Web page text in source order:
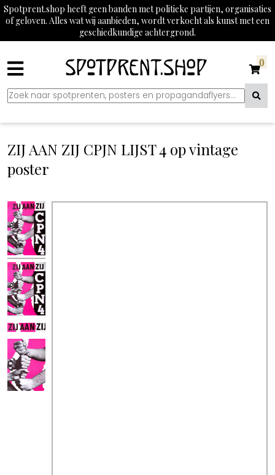
Spotprent.shop heeft geen banden met politieke partijen, organisaties
of geloven. Alles wat wij aanbieden, wordt verkocht als kunst met een
geschiedkundige achtergrond.
0
ZIJ AAN ZIJ CPJN LIJST 4 op vintage
poster